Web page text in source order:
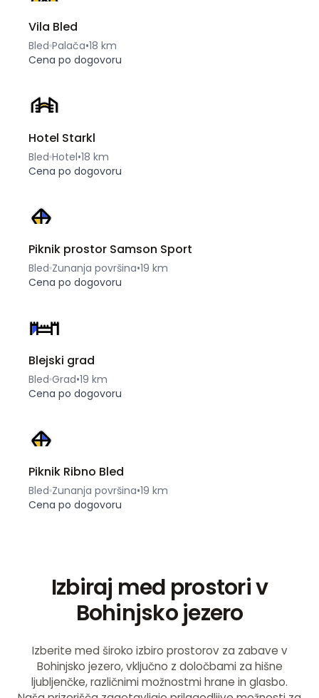
Vila Bled
Bled Palača•18 km
Cena po dogovoru
Hotel Starkl
Bled Hotel•18 km
Cena po dogovoru
Piknik prostor Samson Sport
Bled Zunanja površina•19 km
Cena po dogovoru
Blejski grad
Bled Grad•19 km
Cena po dogovoru
Piknik Ribno Bled
Bled Zunanja površina•19 km
Cena po dogovoru
Izbiraj med prostori v
Bohinjsko jezero
Izberite med široko izbiro prostorov za zabave v
Bohinjsko jezero, vključno z določbami za hišne
ljubljenčke, različnimi možnostmi hrane in glasbo.